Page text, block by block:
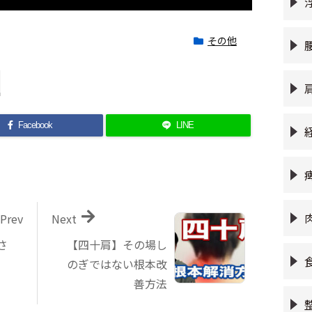
その他
Facebook LINE
【四十肩】その場し
のぎではない根本改
善方法
Next
Prev